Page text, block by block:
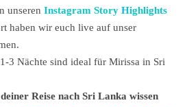
unseren Instagram Story Highlights
haben wir euch live auf unser
1-3 Nächte sind ideal für Mirissa in Sri
Reise nach Sri Lanka wissen